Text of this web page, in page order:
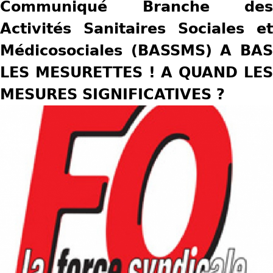
u
s
ê
t
Communiqué Branche des
Activités Sanitaires Sociales et
Médicosociales (BASSMS) A BAS
LES MESURETTES ! A QUAND LES
MESURES SIGNIFICATIVES ?